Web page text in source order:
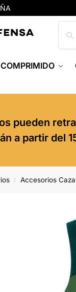
pueden
a partir del
/ Accesorios Caza